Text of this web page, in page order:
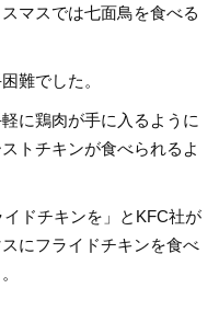
マスでは七面鳥を食べる
難でした。
に鶏肉が手に入るように
トチキンが食べられるよ
ドチキンを」とKFC社が
にフライドチキンを食べ